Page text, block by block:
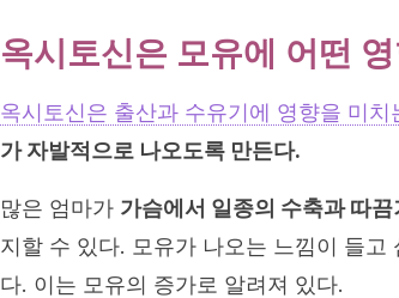
옥시토신은 모유에 어떤
옥시토신은 출산과 수유기에 영향을 미치
가 자발적으로 나오도록 만든다.
많은 엄마가 가슴에서 일종의 수축과 따
지할 수 있다. 모유가 나오는 느낌이 들
다. 이는 모유의 증가로 알려져 있다.